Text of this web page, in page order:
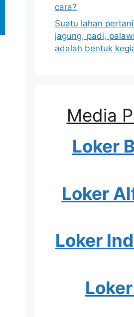
cara?
Suatu lahan
jagung, padi,
adalah bentuk
Media
Loker
Loker
Loker